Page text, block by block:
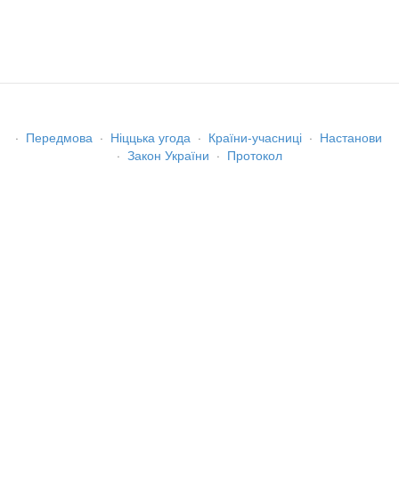
· Передмова · Ніццька угода · Країни-учасниці · Настанови
· Закон України · Протокол